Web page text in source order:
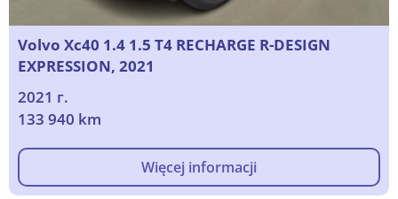
Volvo Xc40 1.4 1.5 T4 RECHARGE R-DESIGN
EXPRESSION, 2021
2021 г.
133 940 km
Więcej informacji